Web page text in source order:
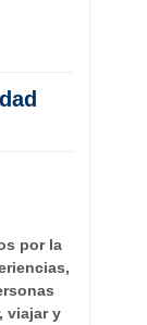
por la
viajar y